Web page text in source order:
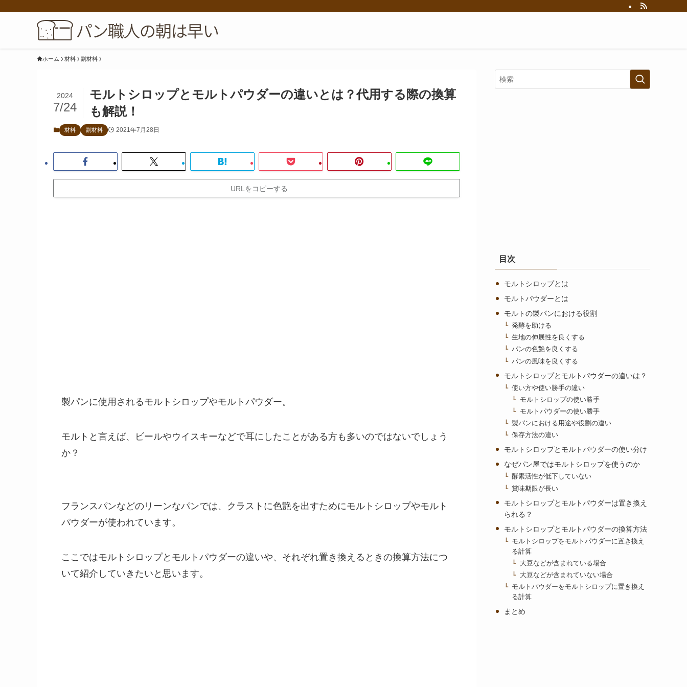
ホーム 材料 副材料
モルトシロップとモルトパウダーの違いとは？代用する際の換算
も解説！
2024
7/24
材料 副材料 2021年7月28日
URLをコピーする
製パンに使用されるモルトシロップやモルトパウダー。
モルトと言えば、ビールやウイスキーなどで耳にしたことがある方も多いのではないでしょう
か？
フランスパンなどのリーンなパンでは、クラストに色艶を出すためにモルトシロップやモルト
パウダーが使われています。
ここではモルトシロップとモルトパウダーの違いや、それぞれ置き換えるときの換算方法につ
いて紹介していきたいと思います。
目次
モルトシロップとは
モルトパウダーとは
モルトの製パンにおける役割
発酵を助ける
生地の伸展性を良くする
パンの色艶を良くする
パンの風味を良くする
モルトシロップとモルトパウダーの違いは？
使い方や使い勝手の違い
モルトシロップの使い勝手
モルトパウダーの使い勝手
製パンにおける用途や役割の違い
保存方法の違い
モルトシロップとモルトパウダーの使い分け
なぜパン屋ではモルトシロップを使うのか
酵素活性が低下していない
賞味期限が長い
モルトシロップとモルトパウダーは置き換え
られる？
モルトシロップとモルトパウダーの換算方法
モルトシロップをモルトパウダーに置き換え
る計算
大豆などが含まれている場合
大豆などが含まれていない場合
モルトパウダーをモルトシロップに置き換え
る計算
まとめ